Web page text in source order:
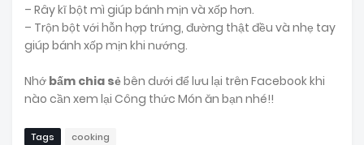
– Rây kĩ bột mì giúp bánh mịn và xốp hơn.
– Trộn bột với hỗn hợp trứng, đường thật đều và nhẹ tay
giúp bánh xốp mịn khi nướng.
Nhớ bấm chia sẻbên dưới để lưu lại trên Facebook khi
nào cần xem lại Công thức Món ăn bạn nhé!!
Tags cooking